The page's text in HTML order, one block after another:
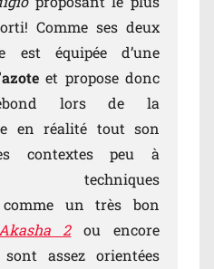
Comme ses deux
est équipée d’une
et propose donc
lors de la
en réalité tout son
contextes peu à
techniques
un très bon
Akasha 2ou encore
assez orientées